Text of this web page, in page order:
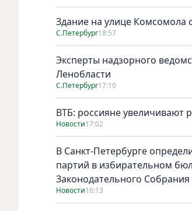
Здание на улице Комсомола
С.Петербург18:57
Эксперты надзорного
Ленобласти
С.Петербург17:10
ВТБ: россияне увеличивают
Новости17:02
В Санкт-Петербурге
партий в избирательном
Законодательного Собрания
Новости16:13